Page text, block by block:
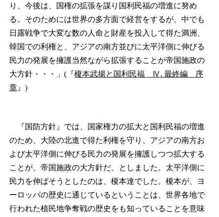
り、今後は、国権の拡張を謀り国利民福の増進に努め
る。そのためには世界の多方面で経営をするが、中でも
日露戦争で大変な数の人命と財産を投入して得た満洲、
韓国での利権と、アジアの南方並びに太平洋側に伸びる
民力の発展を擁護当然ながら拡張することが帝国施政の
大方針・・・」(『榎本武揚と国利民福 Ⅳ. 最終編 序
章』)
『国防方針』では、国家権力の拡大と国利民福の増進
のため、大陸の北進で得た利権を守り、アジアの南方お
よび太平洋側に伸びる民力の発展を擁護しつつ拡大する
ことが、帝国施政の大方針だ、としました。太平洋側に
民力を伸ばそうとしたのは、榎本達でした。榎本が、ヨ
ーロッパの歴史に通じているということは、世界各地で
行われた植民地争奪戦の歴史をも知っていることを意味